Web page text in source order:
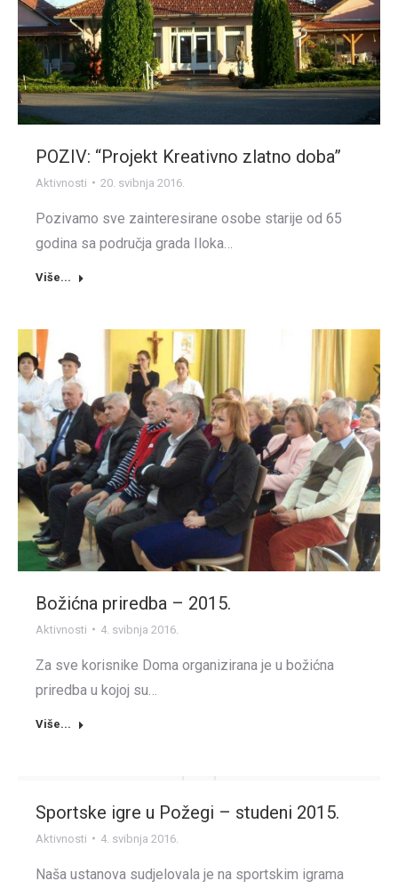
POZIV: “Projekt Kreativno zlatno doba”
Aktivnosti 20. svibnja 2016.
Pozivamo sve zainteresirane osobe starije od 65
godina sa područja grada Iloka…
Više...
Božićna priredba – 2015.
Aktivnosti 4. svibnja 2016.
Za sve korisnike Doma organizirana je u božićna
priredba u kojoj su…
Više...
Sportske igre u Požegi – studeni 2015.
Aktivnosti 4. svibnja 2016.
Naša ustanova sudjelovala je na sportskim igrama